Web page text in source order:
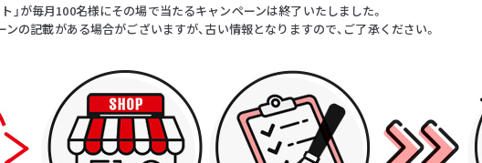
」が毎月100名様にその場で当たるキャンペーンは終了いたしました。
の記載がある場合がございますが、古い情報となりますので、ご了承ください。